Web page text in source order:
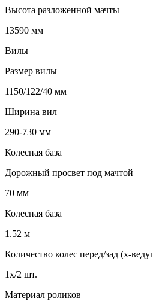
Высота разложенной мачты
13590 мм
Вилы
Размер вилы
1150/122/40 мм
Ширина вил
290-730 мм
Колесная база
Дорожный просвет под мачтой
70 мм
Колесная база
1.52 м
Количество колес перед/зад (x-
1x/2 шт.
Материал роликов